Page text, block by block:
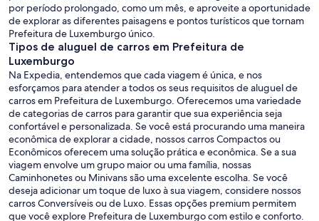
por período prolongado, como um mês, e aproveite a oportunidade
de explorar as diferentes paisagens e pontos turísticos que tornam
Prefeitura de Luxemburgo único.
Tipos de aluguel de carros em Prefeitura de
Luxemburgo
Na Expedia, entendemos que cada viagem é única, e nos
esforçamos para atender a todos os seus requisitos de aluguel de
carros em Prefeitura de Luxemburgo. Oferecemos uma variedade
de categorias de carros para garantir que sua experiência seja
confortável e personalizada. Se você está procurando uma maneira
econômica de explorar a cidade, nossos carros Compactos ou
Econômicos oferecem uma solução prática e econômica. Se a sua
viagem envolve um grupo maior ou uma família, nossas
Caminhonetes ou Minivans são uma excelente escolha. Se você
deseja adicionar um toque de luxo à sua viagem, considere nossos
carros Conversíveis ou de Luxo. Essas opções premium permitem
que você explore Prefeitura de Luxemburgo com estilo e conforto.